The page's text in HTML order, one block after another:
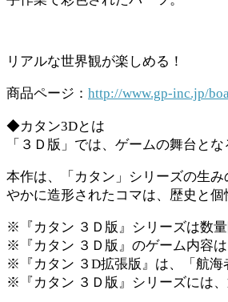
リアルな世界観が楽しめる！
商品ページ： http://www.gp-inc.jp/
◆カタン3Dとは
「３Ｄ版」では、ゲームの舞台と
本作は、「カタン」シリーズの生
やかに造形されたコマは、歴史と
※『カタン ３Ｄ版』シリーズは数量
※『カタン ３Ｄ版』のゲーム内容
※『カタン ３D拡張版』は、「航海
※『カタン ３Ｄ版』シリーズには